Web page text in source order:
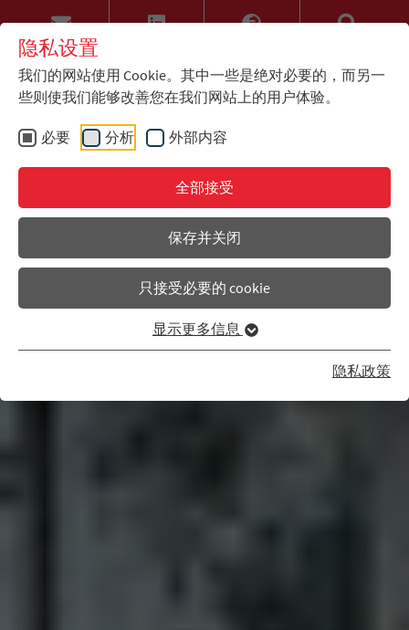
隐私设置
我们的网站使用 Cookie。其中一些是绝对必要的，而另一
些则使我们能够改善您在我们网站上的用户体验。
必要 分析 外部内容
全部接受
保存并关闭
只接受必要的 cookie
显示更多信息
隐私政策